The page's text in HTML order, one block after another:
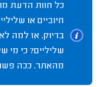
כל חוות הדעת
חיוביים או
בדיוק. אז למה
שליליים? כי מי
מהאתר. ככה